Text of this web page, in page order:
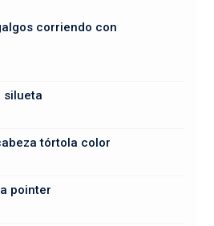
corriendo con
silueta
tórtola color
pointer